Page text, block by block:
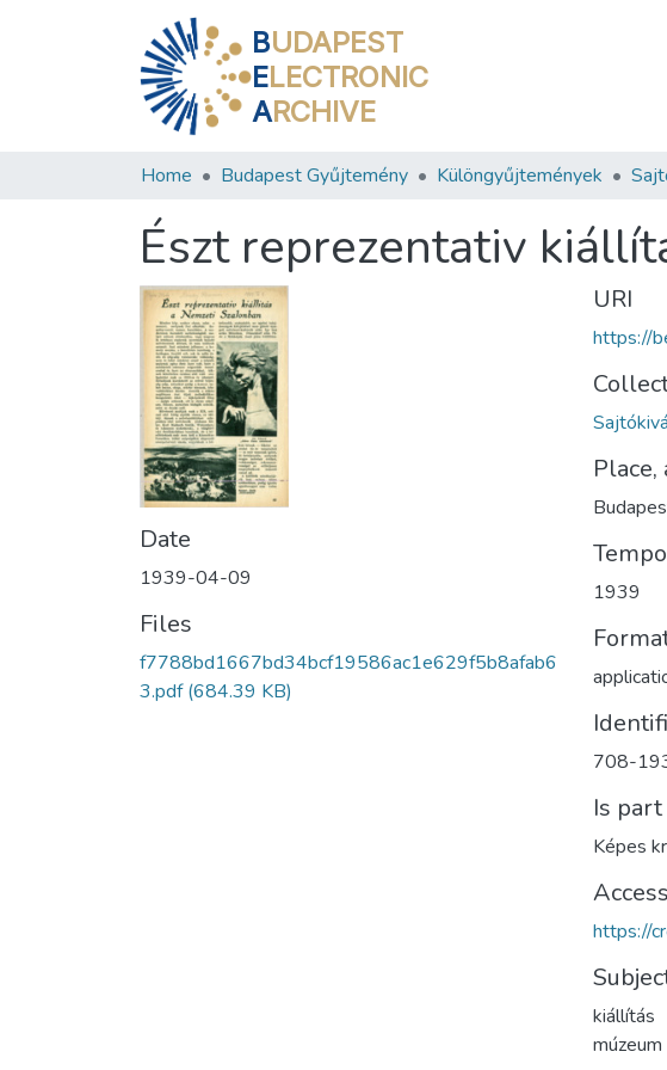
BUDAPEST
ELECTRONIC
ARCHIVE
Home Budapest Gyűjtemény Különgyűjtemények
Észt reprezentativ
Date
1939-04-09
Files
f7788bd1667bd34bcf19586ac1e629f5b8afab6
3.pdf(684.39 KB)
URI
https://
Place,
1939
708-
Is
Képes
https://
kiállítás
múzeum